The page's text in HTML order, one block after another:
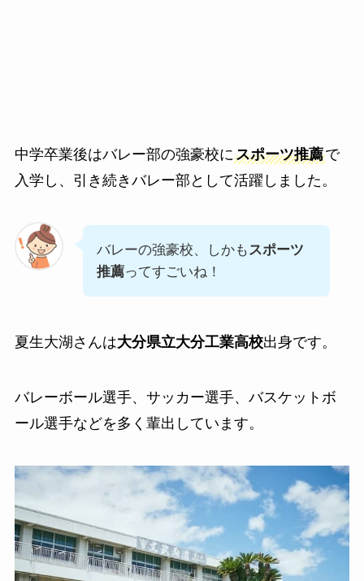
中学卒業後はバレー部の強豪校にスポーツ推薦で
入学し、引き続きバレー部として活躍しました。
バレーの強豪校、しかもスポーツ
推薦ってすごいね！
夏生大湖さんは大分県立大分工業高校出身です。
バレーボール選手、サッカー選手、バスケットボ
ール選手などを多く輩出しています。